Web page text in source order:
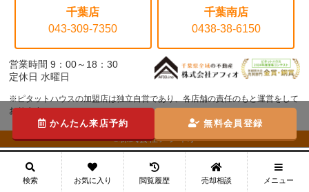
千葉店
043-309-7350
千葉南店
0438-38-6150
営業時間 9：00～18：30
定休日 水曜日
※ピタットハウスの加盟店は独立自営であり、各店舗の責任のもと運営をして
おります。
©株式会社アフィオ
かんたん来店予約 無料会員登録
検索 お気に入り 閲覧履歴 売却相談 メニュー